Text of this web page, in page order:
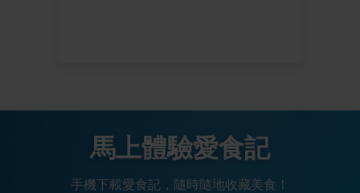
馬上體驗愛食記
手機下載愛食記，隨時隨地收藏美食！